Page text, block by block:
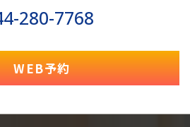
280-7768
WEB予約